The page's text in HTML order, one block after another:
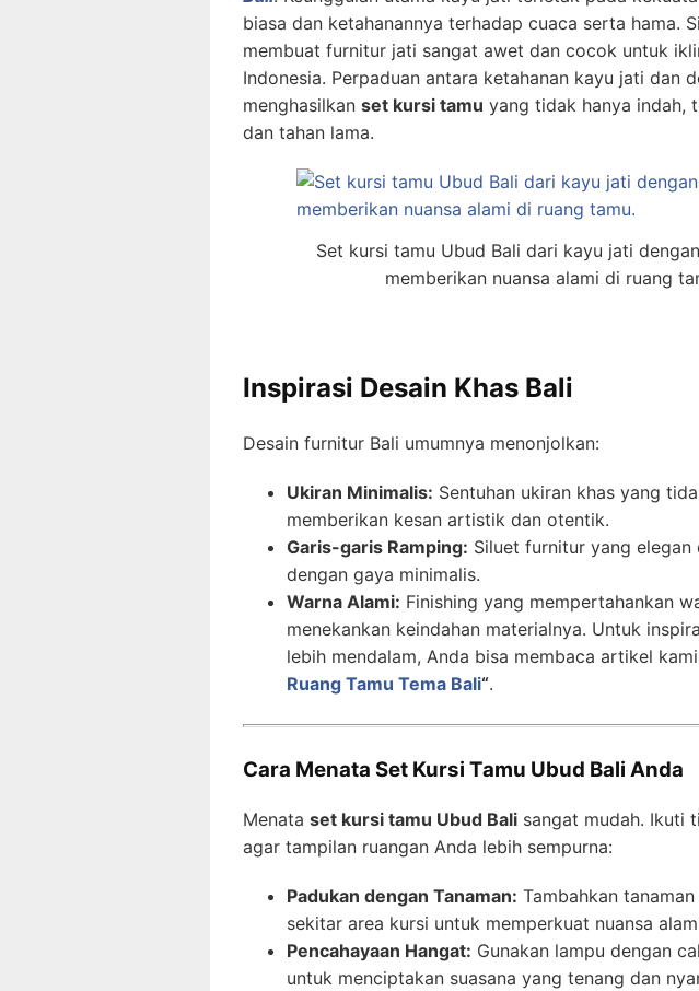
biasa dan ketahanannya terhadap cuaca serta hama.
membuat furnitur jati sangat awet dan cocok untuk
Indonesia. Perpaduan antara ketahanan kayu jati dan
menghasilkan set kursi tamu yang tidak hanya indah,
dan tahan lama.
Set kursi tamu Ubud Bali dari kayu jati
memberikan nuansa alami di ruang
Inspirasi Desain Khas Bali
Desain furnitur Bali umumnya menonjolkan:
Ukiran Minimalis: Sentuhan ukiran khas yang
memberikan kesan artistik dan otentik.
Garis-garis Ramping: Siluet furnitur yang
dengan gaya minimalis.
Warna Alami: Finishing yang mempertahankan
menekankan keindahan materialnya. Untuk
lebih mendalam, Anda bisa membaca artikel
Ruang Tamu Tema Bali“.
Cara Menata Set Kursi Tamu Ubud Bali Anda
Menata set kursi tamu Ubud Bali sangat mudah. Ikuti
agar tampilan ruangan Anda lebih sempurna:
Padukan dengan Tanaman: Tambahkan
sekitar area kursi untuk memperkuat nuansa
Pencahayaan Hangat: Gunakan lampu dengan
untuk menciptakan suasana yang tenang dan